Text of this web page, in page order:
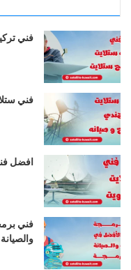
فني
فني ستلايت هندي
افضل فني
والصيانة